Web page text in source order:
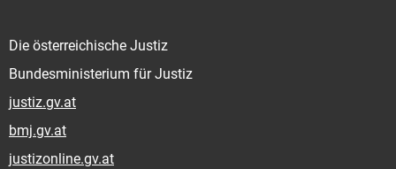
Die österreichische Justiz
Bundesministerium für Justiz
justiz.gv.at
bmj.gv.at
justizonline.gv.at